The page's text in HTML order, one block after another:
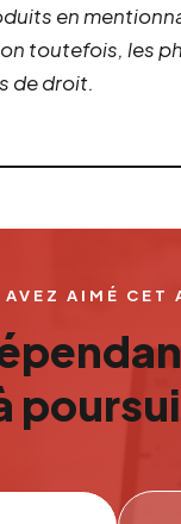
en
toutefois, les
de droit.
AVEZ AIMÉ CET